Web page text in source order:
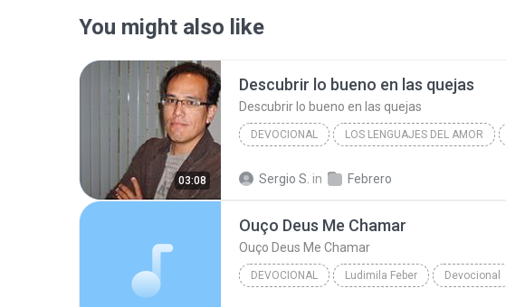
You might also like
03:08
Descubrir lo bueno en las quejas
Descubrir lo bueno en las quejas
DEVOCIONAL LOS LENGUAJES DEL AMOR
Sergio S. in Febrero
Ouço Deus Me Chamar
Ouço Deus Me Chamar
DEVOCIONAL Ludimila Feber Devocional